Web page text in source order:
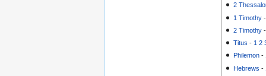
2
1 Timothy
2 Timothy
Titus - 1 2
Philemon -
Hebrews -